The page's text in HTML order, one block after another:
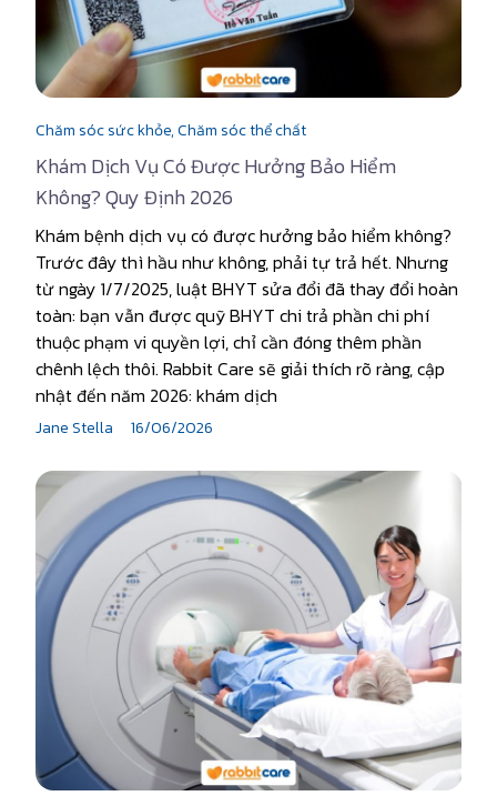
Chăm sóc sức khỏe,Chăm sóc thể chất
Khám Dịch Vụ Có Được Hưởng Bảo Hiểm
Không? Quy Định 2026
Khám bệnh dịch vụ có được hưởng bảo hiểm không?
Trước đây thì hầu như không, phải tự trả hết. Nhưng
từ ngày 1/7/2025, luật BHYT sửa đổi đã thay đổi hoàn
toàn: bạn vẫn được quỹ BHYT chi trả phần chi phí
thuộc phạm vi quyền lợi, chỉ cần đóng thêm phần
chênh lệch thôi. Rabbit Care sẽ giải thích rõ ràng, cập
nhật đến năm 2026: khám dịch
Jane Stella 16/06/2026